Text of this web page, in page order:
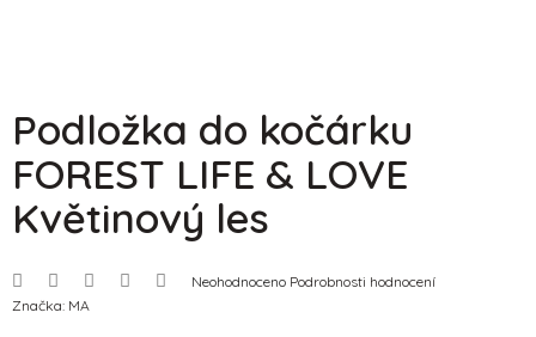
Podložka do kočárku
FOREST LIFE & LOVE
Květinový les
Průměrné
Neohodnoceno Podrobnosti hodnocení
Značka: MA